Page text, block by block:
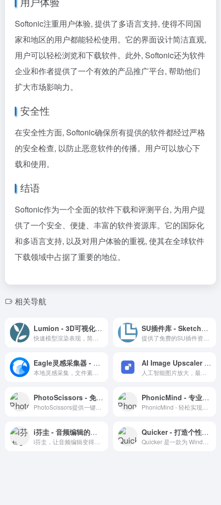
Softonic注重用户体验, 提供了多语言支持, 使得不同国
家和地区的用户都能轻松使用。它的界面设计简洁直观,
用户可以轻松浏览和下载软件。此外, Softonic还为软件
企业和作者提供了一个有效的产品推广平台, 帮助他们
扩大市场影响力。
安全性
在安全性方面, Softonic确保所有提供的软件都经过严格
的安全检查, 以防止恶意软件的传播。用户可以放心下
载和使用。
结语
Softonic作为一个全面的软件下载和评测平台, 为用户提
供了一个安全、便捷、丰富的软件资源库。它的国际化
和多语言支持, 以及对用户体验的重视, 使其在全球软件
下载领域中占据了重要的地位。
相关导航
Lumion - 3D可视化软件 SU插件库 - SketchUp插件下载
Eagle灵感采集器 - 创意素材管理工具，轻松收集、整理和管理你的灵感 AI Image Upscaler AI图片无损放大
PhotoScissors - 免费在线抠图工具，查看历史编辑记录 PhonicMind - 专业在线音频处理平台
i芬圭 - 音频编辑的智能助手 Quicker - 打造个性化的Windows快捷操作体验